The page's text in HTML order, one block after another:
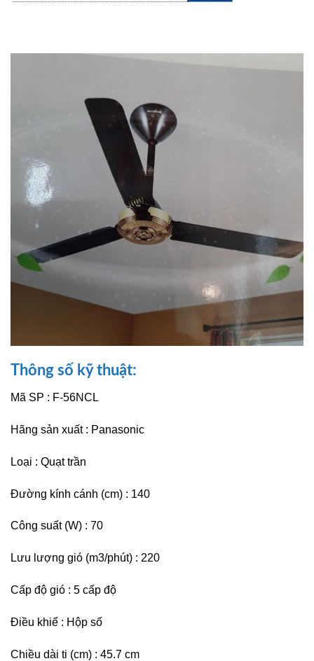
Thông số kỹ thuật:
Mã SP : F-56NCL
Hãng sản xuất : Panasonic
Loại : Quạt trần
Đường kính cánh (cm) : 140
Công suất (W) : 70
Lưu lượng gió (m3/phút) : 220
Cấp độ gió : 5 cấp độ
Điều khiể : Hộp số
Chiều dài ti (cm) : 45.7 cm